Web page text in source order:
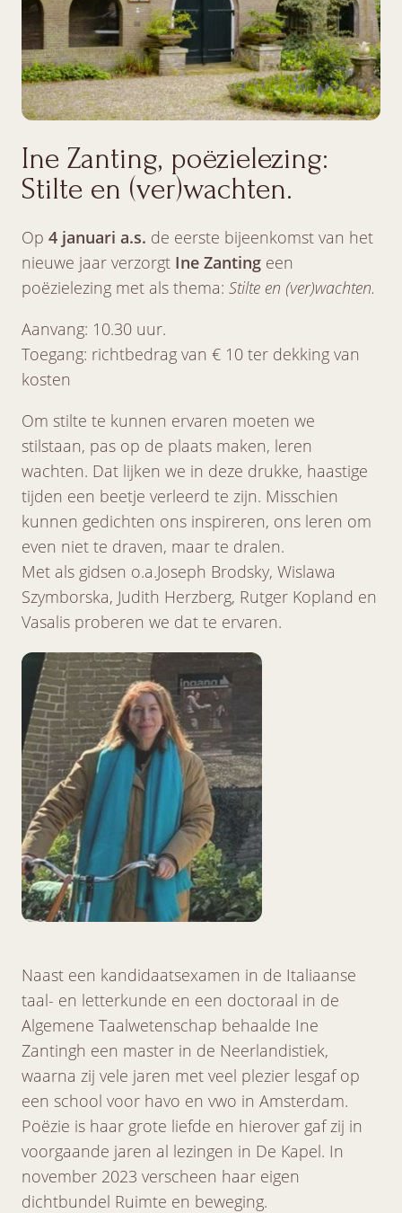
Ine Zanting, poëzielezing:
Stilte en (ver)wachten.
Op 4 januari a.s. de eerste bijeenkomst van het
nieuwe jaar verzorgt Ine Zanting een
poëzielezing met als thema: Stilte en (ver)wachten.
Aanvang: 10.30 uur.
Toegang: richtbedrag van € 10 ter dekking van
kosten
Om stilte te kunnen ervaren moeten we
stilstaan, pas op de plaats maken, leren
wachten. Dat lijken we in deze drukke, haastige
tijden een beetje verleerd te zijn. Misschien
kunnen gedichten ons inspireren, ons leren om
even niet te draven, maar te dralen.
Met als gidsen o.a.Joseph Brodsky, Wislawa
Szymborska, Judith Herzberg, Rutger Kopland en
Vasalis proberen we dat te ervaren.
Naast een kandidaatsexamen in de Italiaanse
taal- en letterkunde en een doctoraal in de
Algemene Taalwetenschap behaalde Ine
Zantingh een master in de Neerlandistiek,
waarna zij vele jaren met veel plezier lesgaf op
een school voor havo en vwo in Amsterdam.
Poëzie is haar grote liefde en hierover gaf zij in
voorgaande jaren al lezingen in De Kapel. In
november 2023 verscheen haar eigen
dichtbundel Ruimte en beweging.